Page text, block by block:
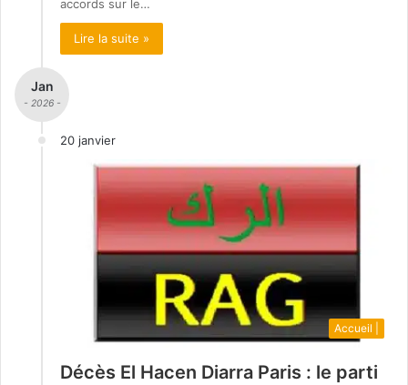
accords sur le…
Lire la suite »
Jan
- 2026 -
20 janvier
Accueil |
Décès El Hacen Diarra Paris : le parti